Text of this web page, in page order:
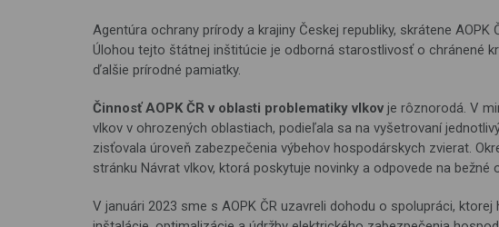
Agentúra ochrany prírody a krajiny Českej republiky, skrátene
Úlohou tejto štátnej inštitúcie je odborná starostlivosť o chránené
ďalšie prírodné pamiatky.
Činnosť AOPK ČR v oblasti problematiky vlkov je rôznorodá. V
vlkov v ohrozených oblastiach, podieľala sa na vyšetrovaní
zisťovala úroveň zabezpečenia výbehov hospodárskych zvierat.
stránku Návrat vlkov, ktorá poskytuje novinky a odpovede na
V januári 2023 sme s AOPK ČR uzavreli dohodu o spolupráci,